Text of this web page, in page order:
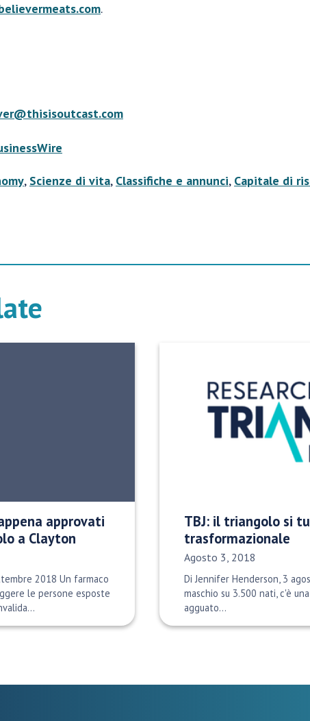
.
, Scienze di vita, Classifiche e annunci, Capitale di
approvati
a Clayton
2018 Un farmaco
le persone esposte
TBJ: il triangolo si
trasformazionale
Data di pubblicazione:
Agosto 3, 2018
Di Jennifer Henderson, 3
maschio su 3.500 nati, c'è
agguato...